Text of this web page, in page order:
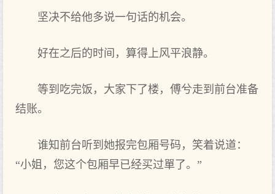
坚决不给他多说一句话的机会。
好在之后的时间，算得上风平浪静。
等到吃完饭，大家下了楼，傅兮走到前台准备
结账。
谁知前台听到她报完包厢号码，笑着说道：
“小姐，您这个包厢早已经买过單了。”